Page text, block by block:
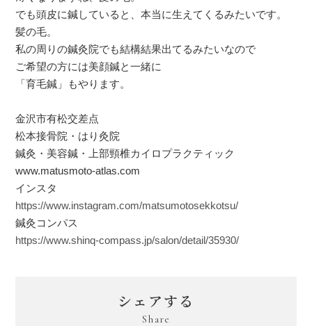
でも頭皮に鍼していると、本当に生えてくるみたいです。
髪の毛。
私の周りの鍼灸院でも結構結果出てるみたいなので
ご希望の方には美顔鍼と一緒に
「育毛鍼」もやります。
金沢市有松交差点
松本接骨院・はり灸院
鍼灸・美容鍼・上部頸椎カイロプラクティック
www.matusmoto-atlas.com
インスタ
https://www.instagram.com/matsumotosekkotsu/
鍼灸コンパス
https://www.shinq-compass.jp/salon/detail/35930/
シェアする
Share